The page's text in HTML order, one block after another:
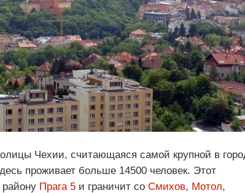
Чехии, считающаяся самой крупной в
проживает больше 14500 человек. Этот
району Прага 5 и граничит со Смихов, Мотол,